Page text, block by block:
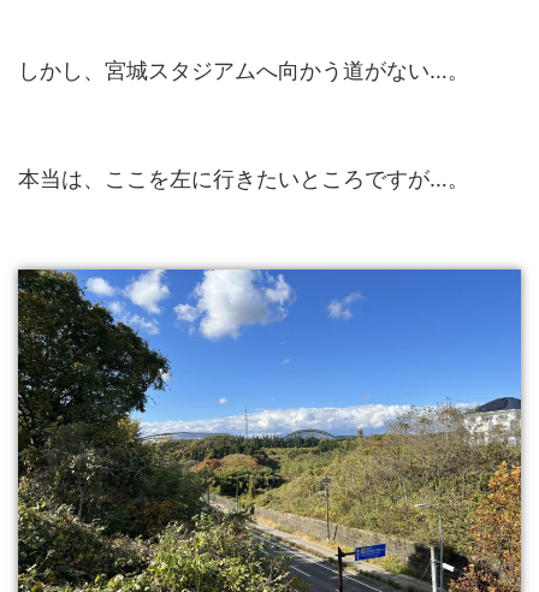
しかし、宮城スタジアムへ向かう道がない…。
本当は、ここを左に行きたいところですが…。